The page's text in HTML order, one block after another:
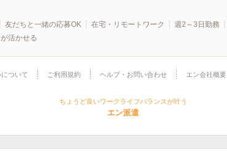
友だちと一緒の応募OK 在宅・リモートワーク 週2～3日勤務
活かせる
ついて ご利用規約 ヘルプ・お問い合わせ エン会社概要
ちょうど良いワークライフバランスが叶う
エン派遣